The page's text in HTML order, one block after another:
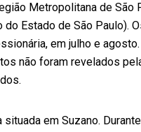
Metropolitana de São
do Estado de São Paulo).
em julho e
não foram revelados
em Suzano.